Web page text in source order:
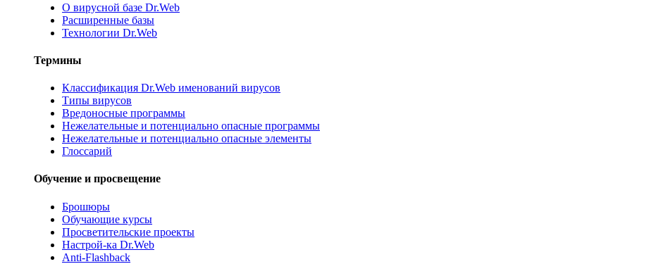
О вирусной базе Dr.Web
Расширенные базы
Технологии Dr.Web
Термины
Классификация Dr.Web именований вирусов
Типы вирусов
Вредоносные программы
Нежелательные и потенциально опасные программы
Нежелательные и потенциально опасные элементы
Глоссарий
Обучение и просвещение
Брошюры
Обучающие курсы
Просветительские проекты
Настрой-ка Dr.Web
Anti-Flashback